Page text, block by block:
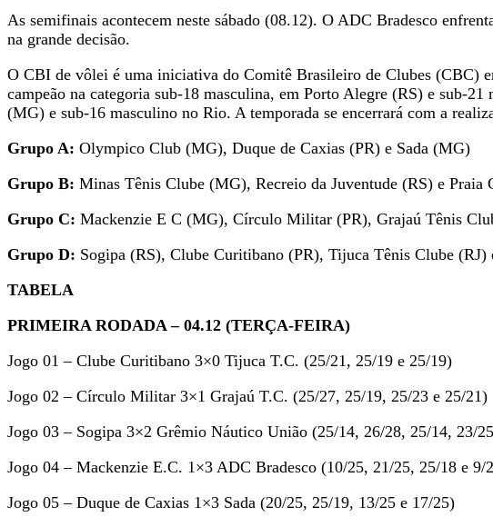
As semifinais acontecem neste sábado (08.12). O ADC Bradesco
na grande decisão.
O CBI de vôlei é uma iniciativa do Comitê Brasileiro de Clubes (CBC)
campeão na categoria sub-18 masculina, em Porto Alegre (RS) e sub-
(MG) e sub-16 masculino no Rio. A temporada se encerrará com a
Grupo A: Olympico Club (MG), Duque de Caxias (PR) e Sada (MG)
Grupo B: Minas Tênis Clube (MG), Recreio da Juventude (RS) e Praia
Grupo C: Mackenzie E C (MG), Círculo Militar (PR), Grajaú Tênis
Grupo D: Sogipa (RS), Clube Curitibano (PR), Tijuca Tênis Clube
TABELA
PRIMEIRA RODADA – 04.12 (TERÇA-FEIRA)
Jogo 01 – Clube Curitibano 3×0 Tijuca T.C. (25/21, 25/19 e 25/19)
Jogo 02 – Círculo Militar 3×1 Grajaú T.C. (25/27, 25/19, 25/23 e 25/21)
Jogo 03 – Sogipa 3×2 Grêmio Náutico União (25/14, 26/28, 25/14, 23/
Jogo 04 – Mackenzie E.C. 1×3 ADC Bradesco (10/25, 21/25, 25/18 e 9/
Jogo 05 – Duque de Caxias 1×3 Sada (20/25, 25/19, 13/25 e 17/25)